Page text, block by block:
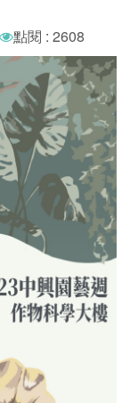
點閱 : 2608